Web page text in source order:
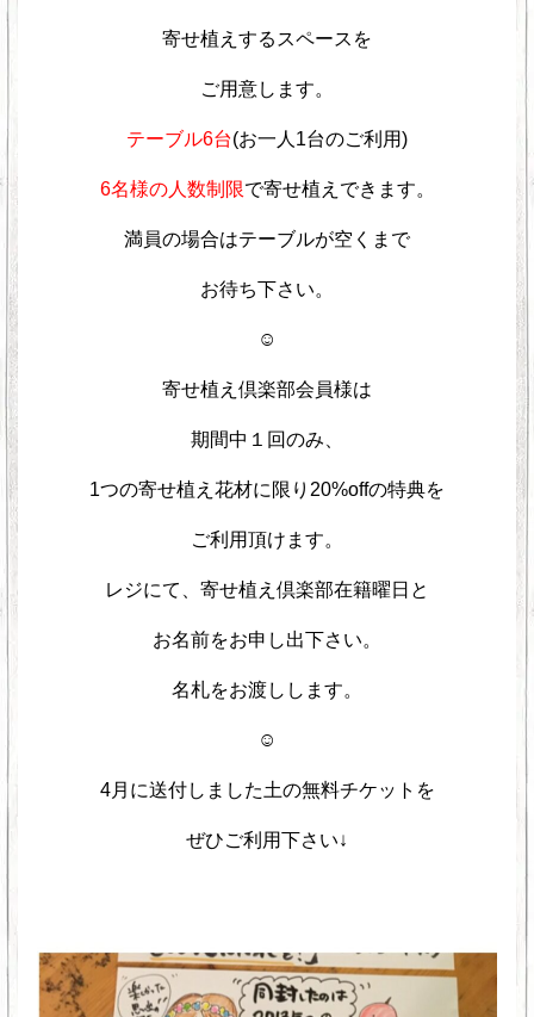
寄せ植えするスペースを
ご用意します。
テーブル6台(お一人1台のご利用)
6名様の人数制限で寄せ植えできます。
満員の場合はテーブルが空くまで
お待ち下さい。
☺︎
寄せ植え倶楽部会員様は
期間中１回のみ、
1つの寄せ植え花材に限り20%offの特典を
ご利用頂けます。
レジにて、寄せ植え倶楽部在籍曜日と
お名前をお申し出下さい。
名札をお渡しします。
☺︎
4月に送付しました土の無料チケットを
ぜひご利用下さい↓